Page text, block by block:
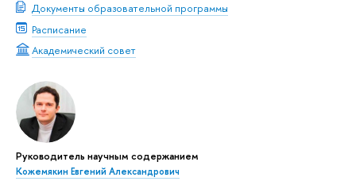
Документы образовательной программы
Расписание
Академический совет
Руководитель научным содержанием
Кожемякин Евгений Александрович